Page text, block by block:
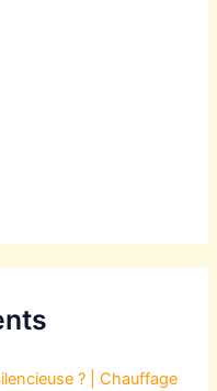
? | Chauffage